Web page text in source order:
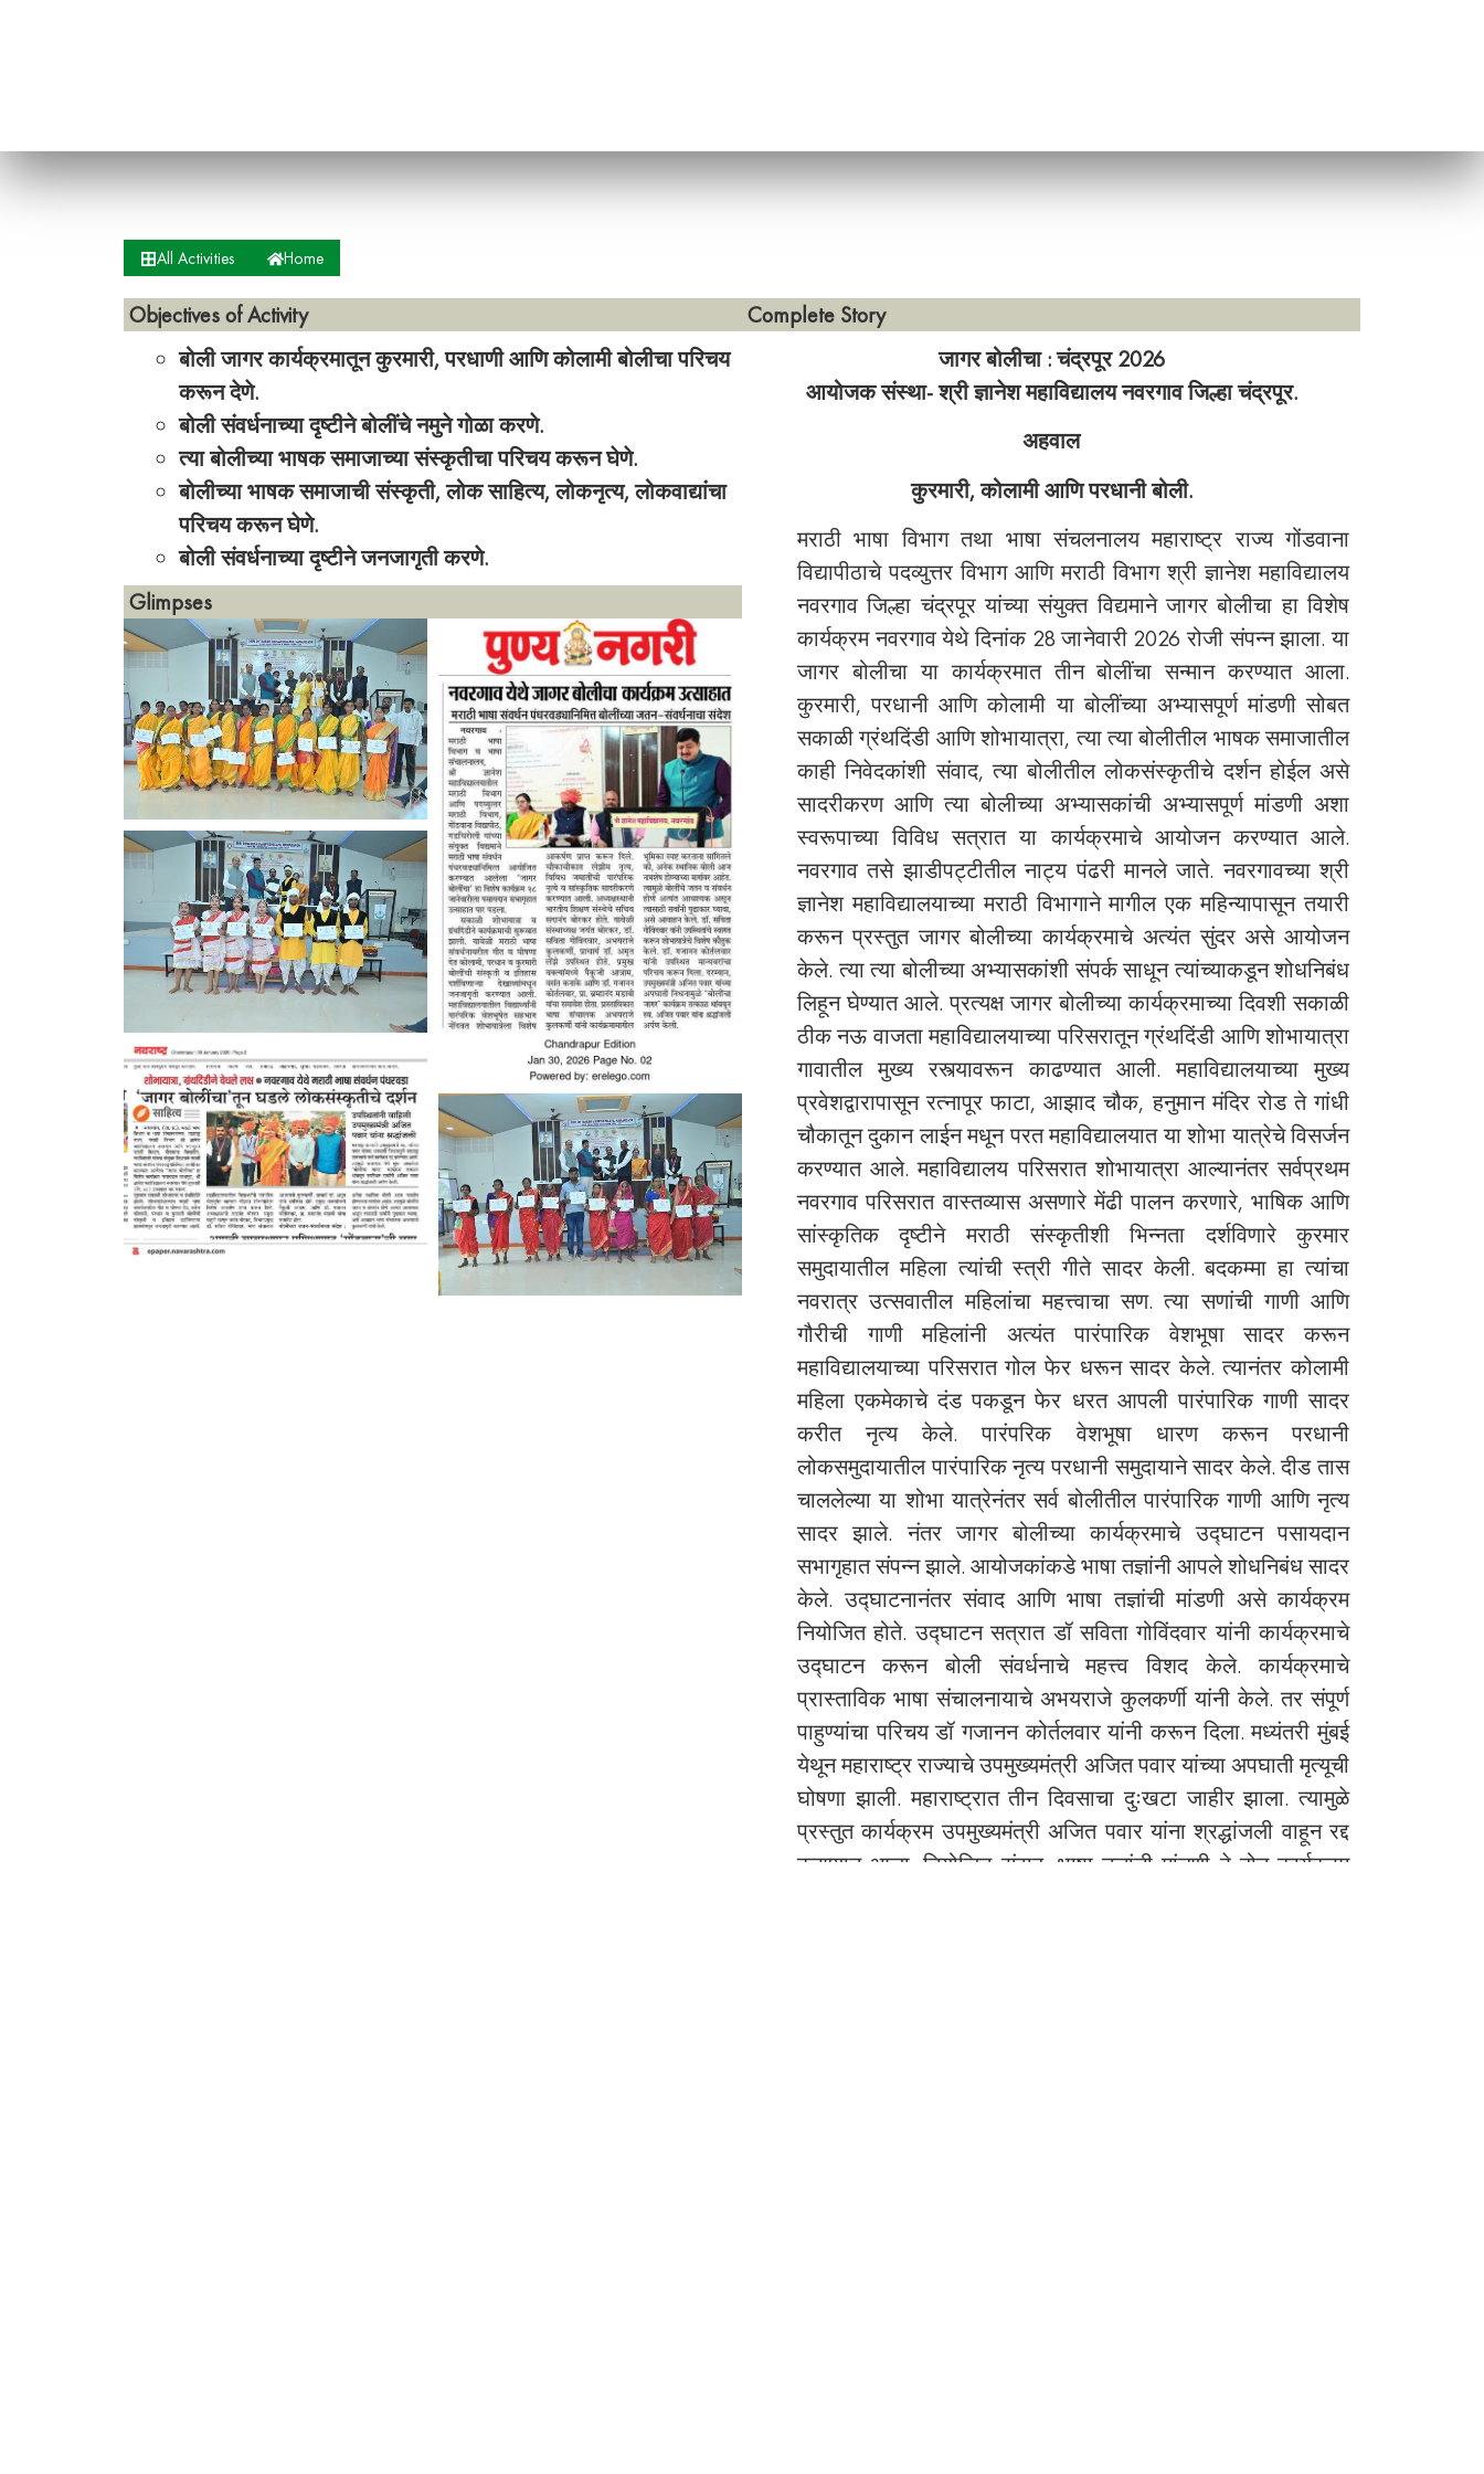
All Activities Home
Objectives of Activity
बोली जागर कार्यक्रमातून कुरमारी, परधाणी आणि कोलामी बोलीचा परिचय
करून देणे.
बोली संवर्धनाच्या दृष्टीने बोलींचे नमुने गोळा करणे.
त्या बोलीच्या भाषक समाजाच्या संस्कृतीचा परिचय करून घेणे.
बोलीच्या भाषक समाजाची संस्कृती, लोक साहित्य, लोकनृत्य, लोकवाद्यांचा
परिचय करून घेणे.
बोली संवर्धनाच्या दृष्टीने जनजागृती करणे.
Glimpses
Complete Story
जागर बोलीचा : चंद्रपूर 2026
आयोजक संस्था- श्री ज्ञानेश महाविद्यालय नवरगाव जिल्हा चंद्रपूर.
अहवाल
कुरमारी, कोलामी आणि परधानी बोली.
मराठी भाषा विभाग तथा भाषा संचलनालय महाराष्ट्र राज्य गोंडवाना
विद्यापीठाचे पदव्युत्तर विभाग आणि मराठी विभाग श्री ज्ञानेश महाविद्यालय
नवरगाव जिल्हा चंद्रपूर यांच्या संयुक्त विद्यमाने जागर बोलीचा हा विशेष
कार्यक्रम नवरगाव येथे दिनांक 28 जानेवारी 2026 रोजी संपन्न झाला. या
जागर बोलीचा या कार्यक्रमात तीन बोलींचा सन्मान करण्यात आला.
कुरमारी, परधानी आणि कोलामी या बोलींच्या अभ्यासपूर्ण मांडणी सोबत
सकाळी ग्रंथदिंडी आणि शोभायात्रा, त्या त्या बोलीतील भाषक समाजातील
काही निवेदकांशी संवाद, त्या बोलीतील लोकसंस्कृतीचे दर्शन होईल असे
सादरीकरण आणि त्या बोलीच्या अभ्यासकांची अभ्यासपूर्ण मांडणी अशा
स्वरूपाच्या विविध सत्रात या कार्यक्रमाचे आयोजन करण्यात आले.
नवरगाव तसे झाडीपट्टीतील नाट्य पंढरी मानले जाते. नवरगावच्या श्री
ज्ञानेश महाविद्यालयाच्या मराठी विभागाने मागील एक महिन्यापासून तयारी
करून प्रस्तुत जागर बोलीच्या कार्यक्रमाचे अत्यंत सुंदर असे आयोजन
केले. त्या त्या बोलीच्या अभ्यासकांशी संपर्क साधून त्यांच्याकडून शोधनिबंध
लिहून घेण्यात आले. प्रत्यक्ष जागर बोलीच्या कार्यक्रमाच्या दिवशी सकाळी
ठीक नऊ वाजता महाविद्यालयाच्या परिसरातून ग्रंथदिंडी आणि शोभायात्रा
गावातील मुख्य रस्त्यावरून काढण्यात आली. महाविद्यालयाच्या मुख्य
प्रवेशद्वारापासून रत्नापूर फाटा, आझाद चौक, हनुमान मंदिर रोड ते गांधी
चौकातून दुकान लाईन मधून परत महाविद्यालयात या शोभा यात्रेचे विसर्जन
करण्यात आले. महाविद्यालय परिसरात शोभायात्रा आल्यानंतर सर्वप्रथम
नवरगाव परिसरात वास्तव्यास असणारे मेंढी पालन करणारे, भाषिक आणि
सांस्कृतिक दृष्टीने मराठी संस्कृतीशी भिन्नता दर्शविणारे कुरमार
समुदायातील महिला त्यांची स्त्री गीते सादर केली. बदकम्मा हा त्यांचा
नवरात्र उत्सवातील महिलांचा महत्त्वाचा सण. त्या सणांची गाणी आणि
गौरीची गाणी महिलांनी अत्यंत पारंपारिक वेशभूषा सादर करून
महाविद्यालयाच्या परिसरात गोल फेर धरून सादर केले. त्यानंतर कोलामी
महिला एकमेकाचे दंड पकडून फेर धरत आपली पारंपारिक गाणी सादर
करीत नृत्य केले. पारंपरिक वेशभूषा धारण करून परधानी
लोकसमुदायातील पारंपारिक नृत्य परधानी समुदायाने सादर केले. दीड तास
चाललेल्या या शोभा यात्रेनंतर सर्व बोलीतील पारंपारिक गाणी आणि नृत्य
सादर झाले. नंतर जागर बोलीच्या कार्यक्रमाचे उद्घाटन पसायदान
सभागृहात संपन्न झाले. आयोजकांकडे भाषा तज्ञांनी आपले शोधनिबंध सादर
केले. उद्घाटनानंतर संवाद आणि भाषा तज्ञांची मांडणी असे कार्यक्रम
नियोजित होते. उद्घाटन सत्रात डॉ सविता गोविंदवार यांनी कार्यक्रमाचे
उद्घाटन करून बोली संवर्धनाचे महत्त्व विशद केले. कार्यक्रमाचे
प्रास्ताविक भाषा संचालनायाचे अभयराजे कुलकर्णी यांनी केले. तर संपूर्ण
पाहुण्यांचा परिचय डॉ गजानन कोर्तलवार यांनी करून दिला. मध्यंतरी मुंबई
येथून महाराष्ट्र राज्याचे उपमुख्यमंत्री अजित पवार यांच्या अपघाती मृत्यूची
घोषणा झाली. महाराष्ट्रात तीन दिवसाचा दुःखटा जाहीर झाला. त्यामुळे
प्रस्तुत कार्यक्रम उपमुख्यमंत्री अजित पवार यांना श्रद्धांजली वाहून रद्द
करण्यात आला. नियोजित संवाद, भाषा तज्ञांची मांडणी हे दोन कार्यक्रम